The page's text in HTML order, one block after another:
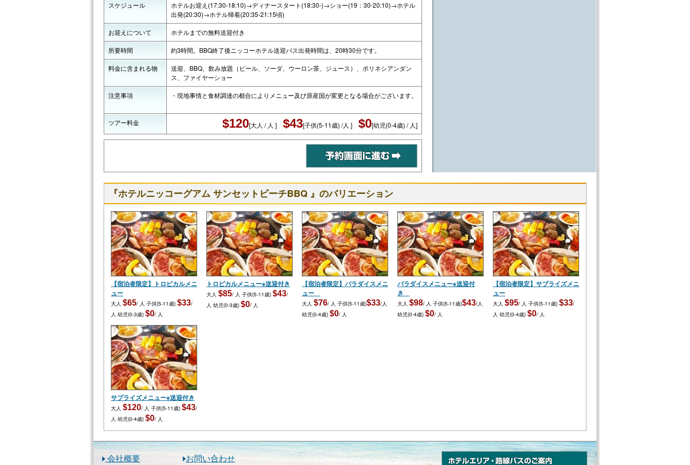
スケジュール
ホテルお迎え(17:30-18:10)→ディナースタート(18:30-)→ショー(19：30-20:10)→ホテル
出発(20:30)→ホテル帰着(20:35-21:15頃)
お迎えについて ホテルまでの無料送迎付き
所要時間 約3時間。BBQ終了後ニッコーホテル送迎バス出発時間は、20時30分です。
料金に含まれる物
送迎、BBQ、飲み放題（ビール、ソーダ、ウーロン茶、ジュース）、ポリネシアンダン
ス、ファイヤーショー
注意事項 ・現地事情と食材調達の都合によりメニュー及び原産国が変更となる場合がございます。
ツアー料金 $120[大人 / 人 ] $43[子供(5-11歳) /人 ] $0[幼児(0-4歳) / 人]
『ホテルニッコーグアム サンセットビーチBBQ 』のバリエーション
【宿泊者限定】トロピカルメニ
ュー
大人 $65/ 人 子供(5-11歳) $33/
人 幼児(0-3歳) $0/ 人
トロピカルメニュー※送迎付き
大人 $85/ 人 子供(5-11歳) $43/
人 幼児(0-3歳) $0/ 人
【宿泊者限定】パラダイスメニ
ュー
大人 $76/ 人 子供(5-11歳)$33/人
幼児(0-4歳) $0/ 人
パラダイスメニュー※送迎付
き
大人 $98/ 人 子供(5-11歳)$43/人
幼児(0-4歳) $0/ 人
【宿泊者限定】サプライズメニ
ュー
大人 $95/ 人 子供(5-11歳) $33/
人 幼児(0-4歳) $0/ 人
サプライズメニュー※送迎付き
大人 $120/ 人 子供(5-11歳) $43/
人 幼児(0-4歳) $0/ 人
会社概要 お問い合わせ